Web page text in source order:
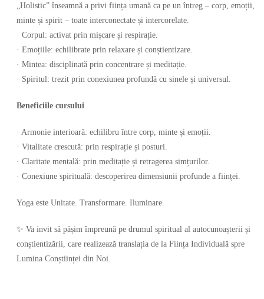
„Holistic” înseamnă a privi ființa umană ca pe un întreg – corp, emoții,
minte și spirit – toate interconectate și intercorelate.
· Corpul: activat prin mișcare și respirație.
· Emoțiile: echilibrate prin relaxare și conștientizare.
· Mintea: disciplinată prin concentrare și meditație.
· Spiritul: trezit prin conexiunea profundă cu sinele și universul.
Beneficiile cursului
· Armonie interioară: echilibru între corp, minte și emoții.
· Vitalitate crescută: prin respirație și posturi.
· Claritate mentală: prin meditație și retragerea simțurilor.
· Conexiune spirituală: descoperirea dimensiunii profunde a ființei.
Yoga este Unitate. Transformare. Iluminare.
✨ Va invit să pășim împreună pe drumul spiritual al autocunoașterii și
conștientizării, care realizează translația de la Ființa Individuală spre
Lumina Conștiinței din Noi.